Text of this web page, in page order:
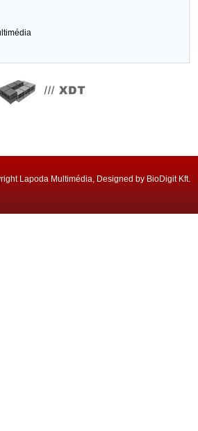
Lapoda Multimédia, Designed by BioDigit Kft.